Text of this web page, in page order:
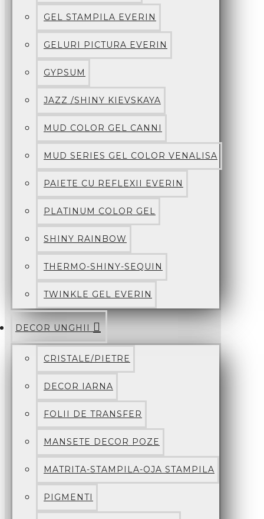
GEL STAMPILA EVERIN
GELURI PICTURA EVERIN
GYPSUM
JAZZ /SHINY KIEVSKAYA
MUD COLOR GEL CANNI
MUD SERIES GEL COLOR VENALISA
PAIETE CU REFLEXII EVERIN
PLATINUM COLOR GEL
SHINY RAINBOW
THERMO-SHINY-SEQUIN
TWINKLE GEL EVERIN
DECOR UNGHII
CRISTALE/PIETRE
DECOR IARNA
FOLII DE TRANSFER
MANSETE DECOR POZE
MATRITA-STAMPILA-OJA STAMPILA
PIGMENTI